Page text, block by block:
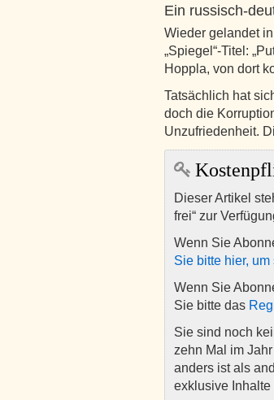
Ein russisch-
Wieder gelandet
„Spiegel“-Titel:
Hoppla, von dort
Tatsächlich hat
doch die
Unzufriedenheit.
Dieser Artikel
frei“ zur
Wenn Sie
Sie bitte hier,
Wenn Sie
Sie bitte das
Sie sind noch
zehn Mal im
anders ist als
exklusive